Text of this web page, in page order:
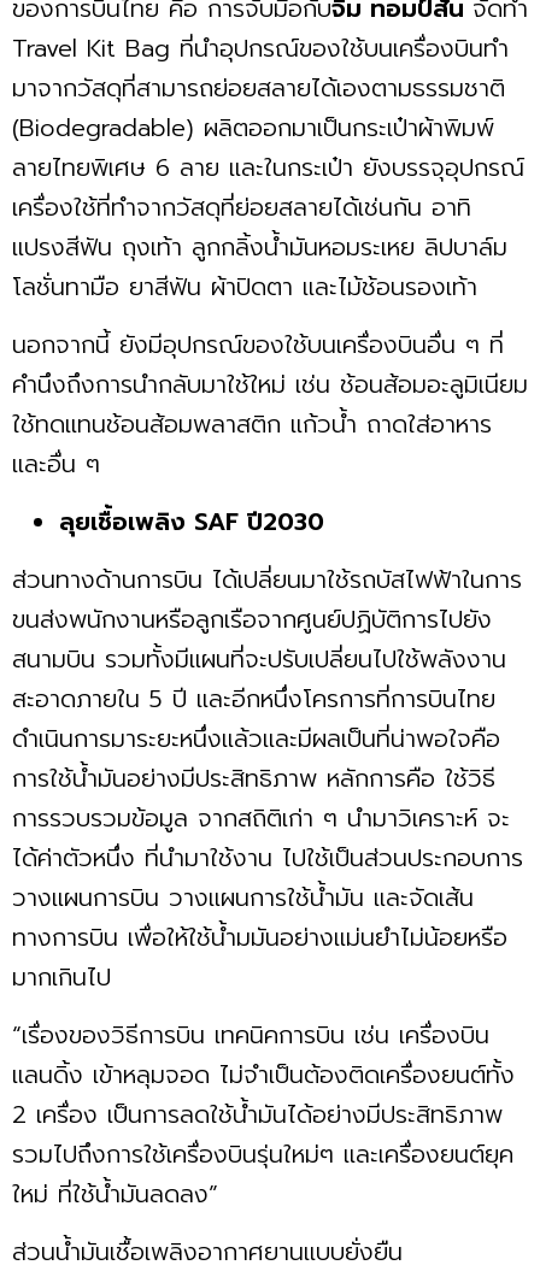
ของการบินไทย คือ การจับมือกับจิม ทอมป์สัน จัดทำ
Travel Kit Bag ที่นำอุปกรณ์ของใช้บนเครื่องบินทำ
มาจากวัสดุที่สามารถย่อยสลายได้เองตามธรรมชาติ
(Biodegradable) ผลิตออกมาเป็นกระเป๋าผ้าพิมพ์
ลายไทยพิเศษ 6 ลาย และในกระเป๋า ยังบรรจุอุปกรณ์
เครื่องใช้ที่ทำจากวัสดุที่ย่อยสลายได้เช่นกัน อาทิ
แปรงสีฟัน ถุงเท้า ลูกกลิ้งนํ้ามันหอมระเหย ลิปบาล์ม
โลชั่นทามือ ยาสีฟัน ผ้าปิดตา และไม้ช้อนรองเท้า
นอกจากนี้ ยังมีอุปกรณ์ของใช้บนเครื่องบินอื่น ๆ ที่
คำนึงถึงการนำกลับมาใช้ใหม่ เช่น ช้อนส้อมอะลูมิเนียม
ใช้ทดแทนช้อนส้อมพลาสติก แก้วนํ้า ถาดใส่อาหาร
และอื่น ๆ
ลุยเชื้อเพลิง SAF ปี2030
ส่วนทางด้านการบิน ได้เปลี่ยนมาใช้รถบัสไฟฟ้าในการ
ขนส่งพนักงานหรือลูกเรือจากศูนย์ปฏิบัติการไปยัง
สนามบิน รวมทั้งมีแผนที่จะปรับเปลี่ยนไปใช้พลังงาน
สะอาดภายใน 5 ปี และอีกหนึ่งโครการที่การบินไทย
ดำเนินการมาระยะหนึ่งแล้วและมีผลเป็นที่น่าพอใจคือ
การใช้นํ้ามันอย่างมีประสิทธิภาพ หลักการคือ ใช้วิธี
การรวบรวมข้อมูล จากสถิติเก่า ๆ นำมาวิเคราะห์ จะ
ได้ค่าตัวหนึ่ง ที่นำมาใช้งาน ไปใช้เป็นส่วนประกอบการ
วางแผนการบิน วางแผนการใช้นํ้ามัน และจัดเส้น
ทางการบิน เพื่อให้ใช้นํ้ามมันอย่างแม่นยำไม่น้อยหรือ
มากเกินไป
“เรื่องของวิธีการบิน เทคนิคการบิน เช่น เครื่องบิน
แลนดิ้ง เข้าหลุมจอด ไม่จำเป็นต้องติดเครื่องยนต์ทั้ง
2 เครื่อง เป็นการลดใช้นํ้ามันได้อย่างมีประสิทธิภาพ
รวมไปถึงการใช้เครื่องบินรุ่นใหม่ๆ และเครื่องยนต์ยุค
ใหม่ ที่ใช้นํ้ามันลดลง”
ส่วนนํ้ามันเชื้อเพลิงอากาศยานแบบยั่งยืน